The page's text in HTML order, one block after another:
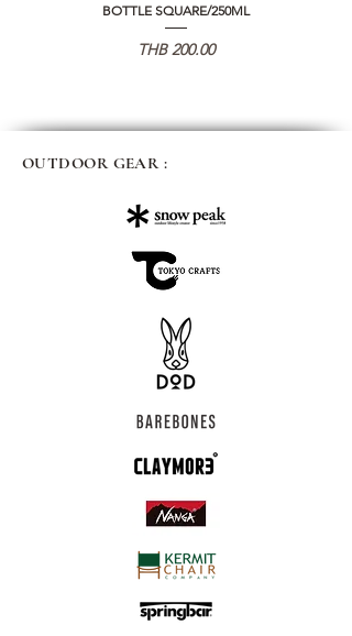
BOTTLE SQUARE/250ML
価格
THB 200.00
OUTDOOR GEAR :